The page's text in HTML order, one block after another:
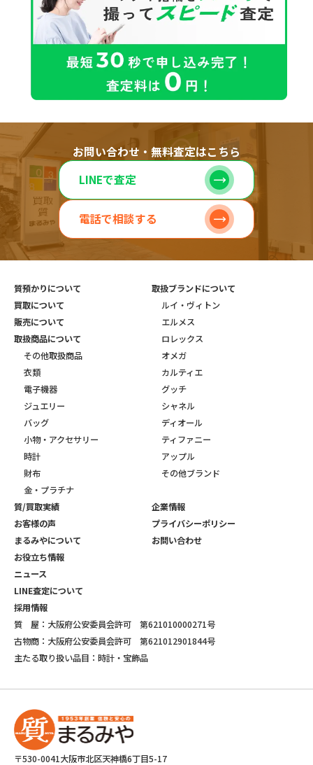
お問い合わせ・無料査定はこちら
LINEで査定
電話で相談する
質預かりについて
買取について
販売について
取扱商品について
その他取扱商品
衣類
電子機器
ジュエリー
バッグ
小物・アクセサリー
時計
財布
金・プラチナ
取扱ブランドについて
ルイ・ヴィトン
エルメス
ロレックス
オメガ
カルティエ
グッチ
シャネル
ディオール
ティファニー
アップル
その他ブランド
質/買取実績
お客様の声
まるみやについて
お役立ち情報
ニュース
LINE査定について
採用情報
企業情報
プライバシーポリシー
お問い合わせ
質 屋：大阪府公安委員会許可 第621010000271号
古物商：大阪府公安委員会許可 第621012901844号
主たる取り扱い品目：時計・宝飾品
〒530-0041大阪市北区天神橋6丁目5-17